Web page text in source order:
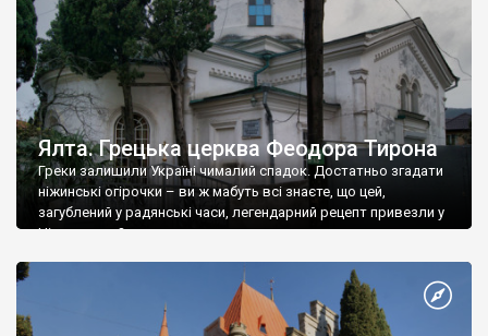
Ялта. Грецька церква Феодора Тирона
Греки залишили Україні чималий спадок. Достатньо згадати
ніжинські огірочки – ви ж мабуть всі знаєте, що цей,
загублений у радянські часи, легендарний рецепт привезли у
Ніжин греки?